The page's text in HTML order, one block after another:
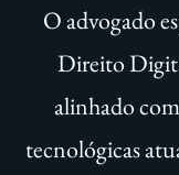
O advogado
Direito
alinhado
tecnológicas